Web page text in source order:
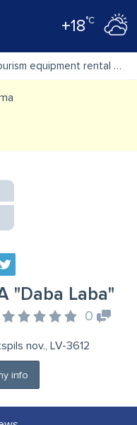
+18°C
equipment rental
"Daba Laba"
0
nov., LV-3612
info